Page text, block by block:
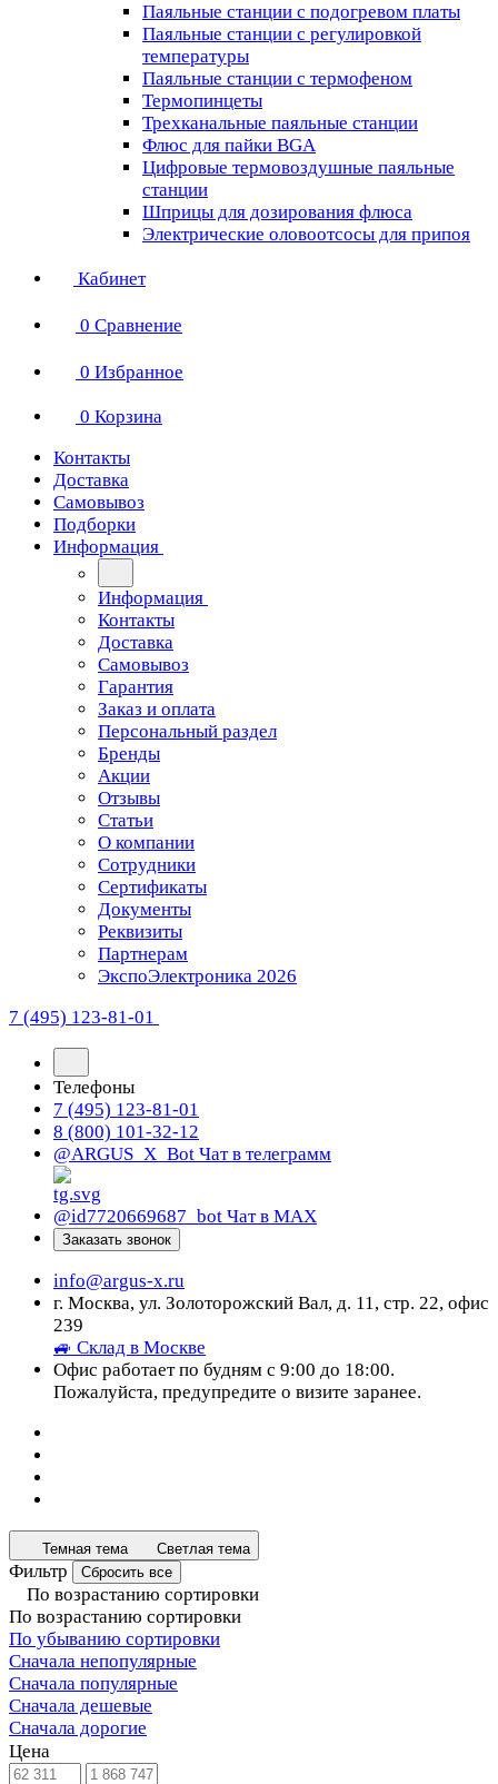
Паяльные станции с подогревом платы
Паяльные станции с регулировкой
температуры
Паяльные станции с термофеном
Термопинцеты
Трехканальные паяльные станции
Флюс для пайки BGA
Цифровые термовоздушные паяльные
станции
Шприцы для дозирования флюса
Электрические оловоотсосы для припоя
Кабинет
0 Сравнение
0 Избранное
0 Корзина
Контакты
Доставка
Самовывоз
Подборки
Информация
Информация
Контакты
Доставка
Самовывоз
Гарантия
Заказ и оплата
Персональный раздел
Бренды
Акции
Отзывы
Статьи
О компании
Сотрудники
Сертификаты
Документы
Реквизиты
Партнерам
ЭкспоЭлектроника 2026
7 (495) 123-81-01
Телефоны
7 (495) 123-81-01
8 (800) 101-32-12
@ARGUS_X_Bot Чат в телеграмм
@id7720669687_bot Чат в МАХ
Заказать звонок
info@argus-x.ru
г. Москва, ул. Золоторожский Вал, д. 11, стр. 22, офис
239
🚙 Склад в Москве
Офис работает по будням с 9:00 до 18:00.
Пожалуйста, предупредите о визите заранее.
Темная тема Светлая тема
Фильтр Сбросить все
По возрастанию сортировки
По возрастанию сортировки
По убыванию сортировки
Сначала непопулярные
Сначала популярные
Сначала дешевые
Сначала дорогие
Цена